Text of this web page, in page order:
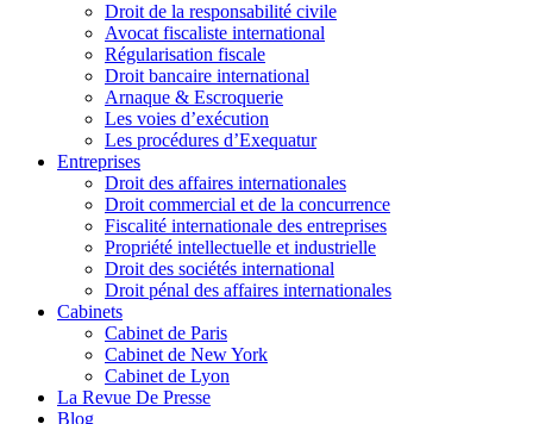
Droit de la responsabilité civile
Avocat fiscaliste international
Régularisation fiscale
Droit bancaire international
Arnaque & Escroquerie
Les voies d’exécution
Les procédures d’Exequatur
Entreprises
Droit des affaires internationales
Droit commercial et de la concurrence
Fiscalité internationale des entreprises
Propriété intellectuelle et industrielle
Droit des sociétés international
Droit pénal des affaires internationales
Cabinets
Cabinet de Paris
Cabinet de New York
Cabinet de Lyon
La Revue De Presse
Blog